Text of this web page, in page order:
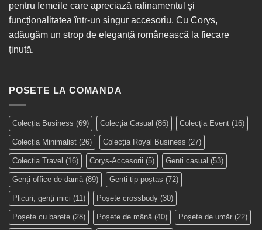
pentru femeile care apreciază rafinamentul și
funcționalitatea într-un singur accesoriu. Cu Corys,
adăugăm un strop de eleganță românească la fiecare
ținută.
POSETE LA COMANDA
Colecția Business (69) Colecția Casual (86) Colecția Event (16)
Colecția Minimalist (26) Colecția Royal Business (27)
Colecția Travel (16) Corys-Accesorii (5) Genți casual (53)
Genți office de damă (89) Genți tip poștaș (72)
Plicuri, genți mici (11) Poșete crossbody (30)
Poșete cu barete (28) Poșete de mână (40) Poșete de umăr (22)